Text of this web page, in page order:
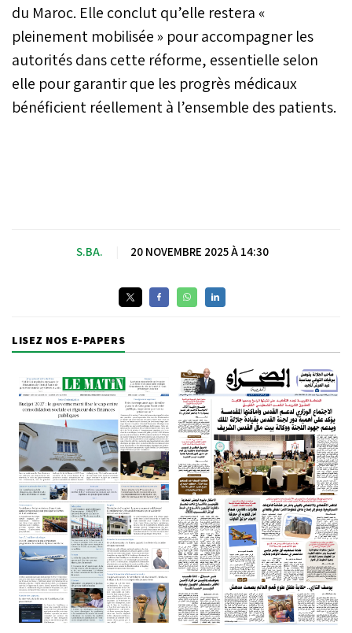
du Maroc. Elle conclut qu’elle restera «
pleinement mobilisée » pour accompagner les
autorités dans cette réforme, essentielle selon
elle pour garantir que les progrès médicaux
bénéficient réellement à l’ensemble des patients.
S.BA. 20 NOVEMBRE 2025 À 14:30
LISEZ NOS E-PAPERS